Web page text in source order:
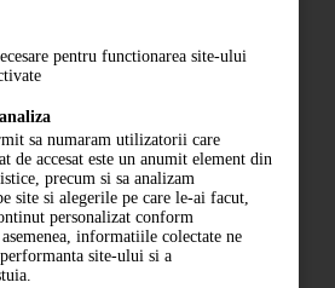
si conditii
de confidentialitate
ANPC
pentru functionarea site-ului
sa numaram utilizatorii care
de accesat este un anumit element din
precum si sa analizam
site si alegerile pe care le-ai facut,
personalizat conform
informatiile colectate ne
site-ului si a